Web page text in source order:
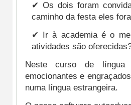
✔ Os dois foram
caminho da festa eles
✔ Ir à academia é o
atividades são
Neste curso de língua
emocionantes e
numa língua estrangeira.